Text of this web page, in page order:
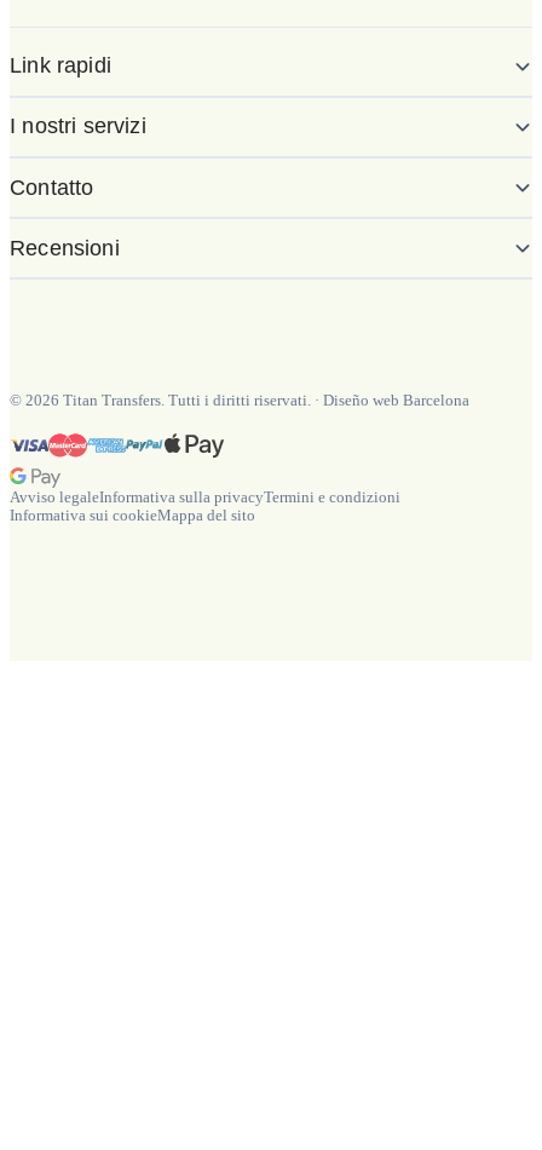
Link rapidi
I nostri servizi
Contatto
Recensioni
© 2026 Titan Transfers. Tutti i diritti riservati. · Diseño web Barcelona
Avviso legaleInformativa sulla privacyTermini e condizioni
Informativa sui cookieMappa del sito